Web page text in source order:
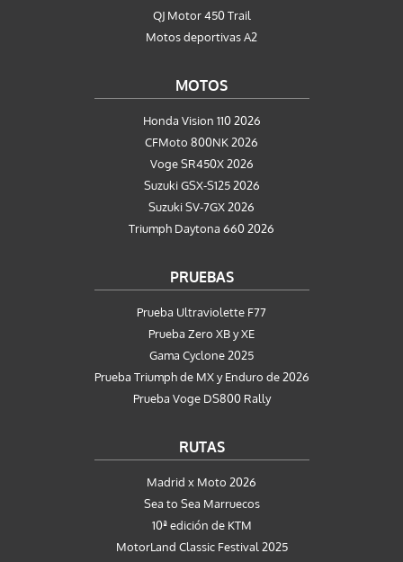
QJ Motor 450 Trail
Motos deportivas A2
MOTOS
Honda Vision 110 2026
CFMoto 800NK 2026
Voge SR450X 2026
Suzuki GSX-S125 2026
Suzuki SV-7GX 2026
Triumph Daytona 660 2026
PRUEBAS
Prueba Ultraviolette F77
Prueba Zero XB y XE
Gama Cyclone 2025
Prueba Triumph de MX y Enduro de 2026
Prueba Voge DS800 Rally
RUTAS
Madrid x Moto 2026
Sea to Sea Marruecos
10ª edición de KTM
MotorLand Classic Festival 2025